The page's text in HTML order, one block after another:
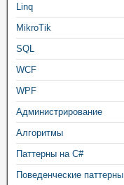
Linq
MikroTik
SQL
WCF
WPF
Администрирование
Алгоритмы
Паттерны на C#
Поведенческие паттерны